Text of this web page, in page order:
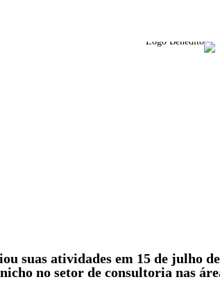
suas atividades em 15 de julho
no setor de consultoria nas